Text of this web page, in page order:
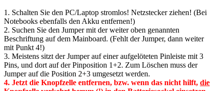
1. Schalten Sie den PC/Laptop stromlos! Netzstecker ziehen! (Bei
Notebooks ebenfalls den Akku entfernen!)
2. Suchen Sie den Jumper mit der weiter oben genannten
Beschriftung auf dem Mainboard. (Fehlt der Jumper, dann weiter
mit Punkt 4!)
3. Meistens sitzt der Jumper auf einer aufgelöteten Pinleiste mit 3
Pins, und dort auf der Pinposition 1+2. Zum Löschen muss der
Jumper auf die Position 2+3 umgesetzt werden.
4. Jetzt die Knopfzelle entfernen, bzw. wenn das nicht hilft, die